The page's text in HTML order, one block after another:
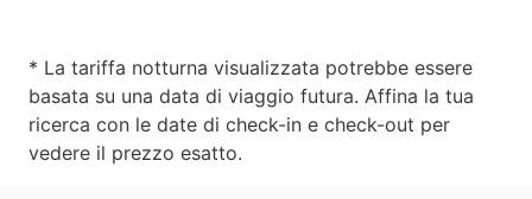
* La tariffa notturna visualizzata potrebbe essere
basata su una data di viaggio futura. Affina la tua
ricerca con le date di check-in e check-out per
vedere il prezzo esatto.